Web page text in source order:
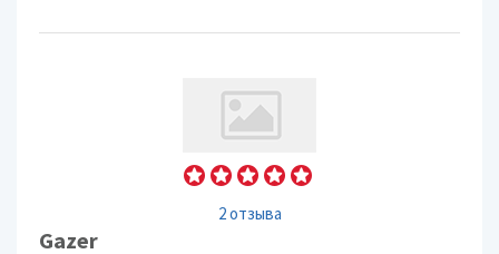
2 отзыва
Gazer